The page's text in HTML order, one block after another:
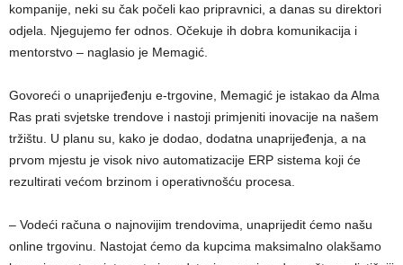
kompanije, neki su čak počeli kao pripravnici, a danas su direktori
odjela. Njegujemo fer odnos. Očekuje ih dobra komunikacija i
mentorstvo – naglasio je Memagić.
Govoreći o unaprijeđenju e-trgovine, Memagić je istakao da Alma
Ras prati svjetske trendove i nastoji primjeniti inovacije na našem
tržištu. U planu su, kako je dodao, dodatna unaprijeđenja, a na
prvom mjestu je visok nivo automatizacije ERP sistema koji će
rezultirati većom brzinom i operativnošću procesa.
– Vodeći računa o najnovijim trendovima, unaprijedit ćemo našu
online trgovinu. Nastojat ćemo da kupcima maksimalno olakšamo